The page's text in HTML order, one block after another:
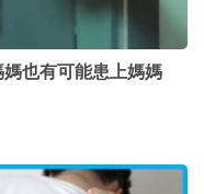
也有可能患上媽媽